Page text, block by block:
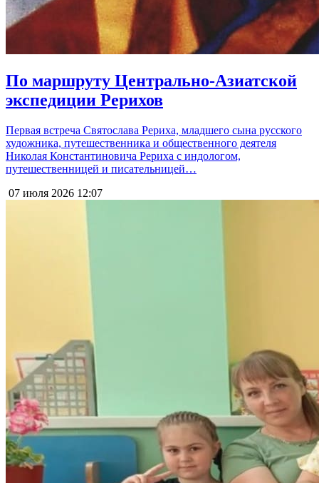
По маршруту Центрально-Азиатской
экспедиции Рерихов
Первая встреча Святослава Рериха, младшего сына русского
художника, путешественника и общественного деятеля
Николая Константиновича Рериха с индологом,
путешественницей и писательницей…
07 июля 2026 12:07